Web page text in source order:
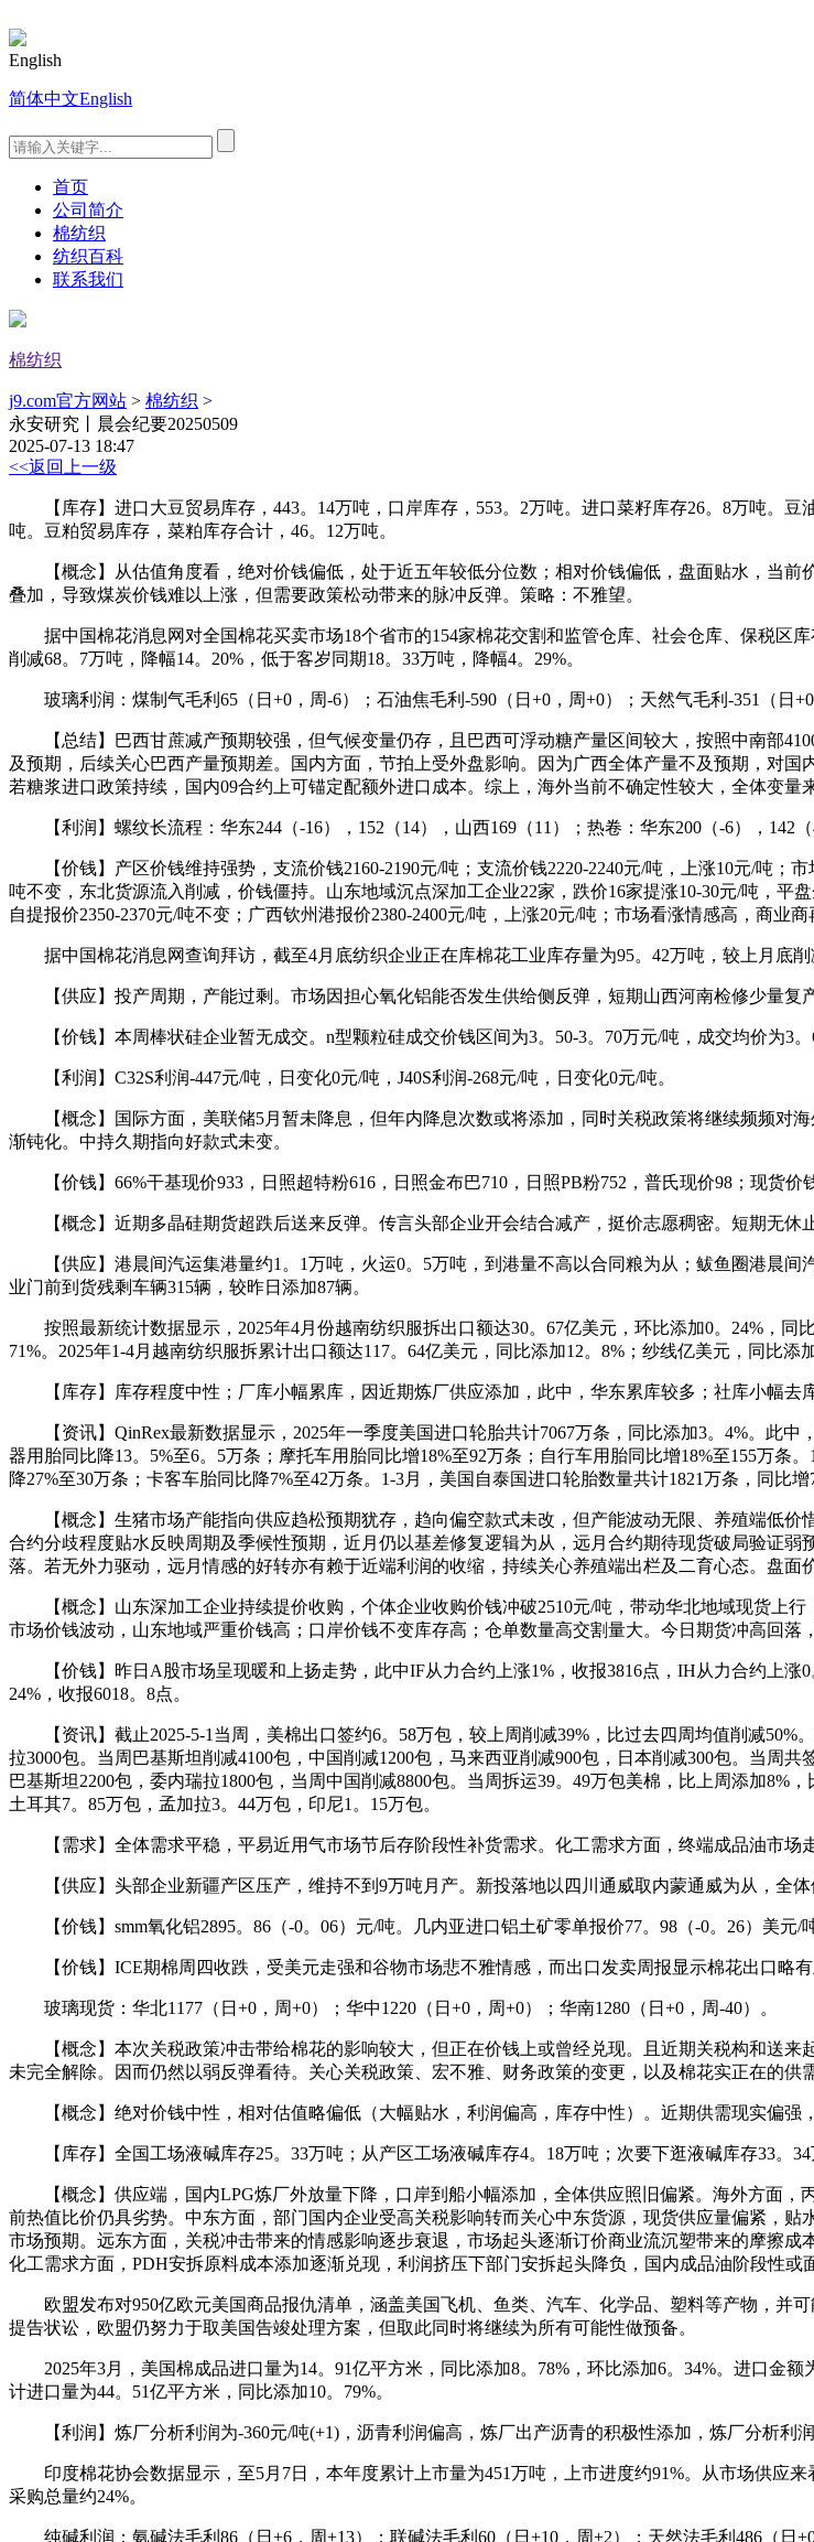
English
简体中文English
首页
公司简介
棉纺织
纺织百科
联系我们
棉纺织
j9.com官方网站 > 棉纺织 >
永安研究丨晨会纪要20250509
2025-07-13 18:47
<<返回上一级
【库存】进口大豆贸易库存，443。14万吨，口岸库存，553。2万吨。进口菜籽库存26。8万吨。豆
吨。豆粕贸易库存，菜粕库存合计，46。12万吨。
【概念】从估值角度看，绝对价钱偏低，处于近五年较低分位数；相对价钱偏低，盘面贴水，当前
叠加，导致煤炭价钱难以上涨，但需要政策松动带来的脉冲反弹。策略：不雅望。
据中国棉花消息网对全国棉花买卖市场18个省市的154家棉花交割和监管仓库、社会仓库、保税区
削减68。7万吨，降幅14。20%，低于客岁同期18。33万吨，降幅4。29%。
玻璃利润：煤制气毛利65（日+0，周-6）；石油焦毛利-590（日+0，周+0）；天然气毛利-351（日+0
【总结】巴西甘蔗减产预期较强，但气候变量仍存，且巴西可浮动糖产量区间较大，按照中南部
及预期，后续关心巴西产量预期差。国内方面，节拍上受外盘影响。因为广西全体产量不及预期，对
若糖浆进口政策持续，国内09合约上可锚定配额外进口成本。综上，海外当前不确定性较大，全体变
【利润】螺纹长流程：华东244（-16），152（14），山西169（11）；热卷：华东200（-6），142（
【价钱】产区价钱维持强势，支流价钱2160-2190元/吨；支流价钱2220-2240元/吨，上涨10元/吨；
吨不变，东北货源流入削减，价钱僵持。山东地域沉点深加工企业22家，跌价16家提涨10-30元/吨，平
自提报价2350-2370元/吨不变；广西钦州港报价2380-2400元/吨，上涨20元/吨；市场看涨情感高，商业
据中国棉花消息网查询拜访，截至4月底纺织企业正在库棉花工业库存量为95。42万吨，较上月底削
【供应】投产周期，产能过剩。市场因担心氧化铝能否发生供给侧反弹，短期山西河南检修少量复
【价钱】本周棒状硅企业暂无成交。n型颗粒硅成交价钱区间为3。50-3。70万元/吨，成交均价为3。
【利润】C32S利润-447元/吨，日变化0元/吨，J40S利润-268元/吨，日变化0元/吨。
【概念】国际方面，美联储5月暂未降息，但年内降息次数或将添加，同时关税政策将继续频频对
渐钝化。中持久期指向好款式未变。
【价钱】66%干基现价933，日照超特粉616，日照金布巴710，日照PB粉752，普氏现价98；现货价
【概念】近期多晶硅期货超跌后送来反弹。传言头部企业开会结合减产，挺价志愿稠密。短期无休
【供应】港晨间汽运集港量约1。1万吨，火运0。5万吨，到港量不高以合同粮为从；鲅鱼圈港晨间
业门前到货残剩车辆315辆，较昨日添加87辆。
按照最新统计数据显示，2025年4月份越南纺织服拆出口额达30。67亿美元，环比添加0。24%，同
71%。2025年1-4月越南纺织服拆累计出口额达117。64亿美元，同比添加12。8%；纱线亿美元，同比添加
【库存】库存程度中性；厂库小幅累库，因近期炼厂供应添加，此中，华东累库较多；社库小幅去库
【资讯】QinRex最新数据显示，2025年一季度美国进口轮胎共计7067万条，同比添加3。4%。此中
器用胎同比降13。5%至6。5万条；摩托车用胎同比增18%至92万条；自行车用胎同比增18%至155万条
降27%至30万条；卡客车胎同比降7%至42万条。1-3月，美国自泰国进口轮胎数量共计1821万条，同比
【概念】生猪市场产能指向供应趋松预期犹存，趋向偏空款式未改，但产能波动无限、养殖端低价
合约分歧程度贴水反映周期及季候性预期，近月仍以基差修复逻辑为从，远月合约期待现货破局验证
落。若无外力驱动，远月情感的好转亦有赖于近端利润的收缩，持续关心养殖端出栏及二育心态。盘面
【概念】山东深加工企业持续提价收购，个体企业收购价钱冲破2510元/吨，带动华北地域现货上行
市场价钱波动，山东地域严重价钱高；口岸价钱不变库存高；仓单数量高交割量大。今日期货冲高回
【价钱】昨日A股市场呈现暖和上扬走势，此中IF从力合约上涨1%，收报3816点，IH从力合约上涨0
24%，收报6018。8点。
【资讯】截止2025-5-1当周，美棉出口签约6。58万包，较上周削减39%，比过去四周均值削减50%
拉3000包。当周巴基斯坦削减4100包，中国削减1200包，马来西亚削减900包，日本削减300包。当周
巴基斯坦2200包，委内瑞拉1800包，当周中国削减8800包。当周拆运39。49万包美棉，比上周添加8%
土耳其7。85万包，孟加拉3。44万包，印尼1。15万包。
【需求】全体需求平稳，平易近用气市场节后存阶段性补货需求。化工需求方面，终端成品油市场
【供应】头部企业新疆产区压产，维持不到9万吨月产。新投落地以四川通威取内蒙通威为从，全体
【价钱】smm氧化铝2895。86（-0。06）元/吨。几内亚进口铝土矿零单报价77。98（-0。26）美元/
【价钱】ICE期棉周四收跌，受美元走强和谷物市场悲不雅情感，而出口发卖周报显示棉花出口略有
玻璃现货：华北1177（日+0，周+0）；华中1220（日+0，周+0）；华南1280（日+0，周-40）。
【概念】本次关税政策冲击带给棉花的影响较大，但正在价钱上或曾经兑现。且近期关税构和送来
未完全解除。因而仍然以弱反弹看待。关心关税政策、宏不雅、财务政策的变更，以及棉花实正在的供
【概念】绝对价钱中性，相对估值略偏低（大幅贴水，利润偏高，库存中性）。近期供需现实偏强
【库存】全国工场液碱库存25。33万吨；从产区工场液碱库存4。18万吨；次要下逛液碱库存33。34
【概念】供应端，国内LPG炼厂外放量下降，口岸到船小幅添加，全体供应照旧偏紧。海外方面，
前热值比价仍具劣势。中东方面，部门国内企业受高关税影响转而关心中东货源，现货供应量偏紧，贴
市场预期。远东方面，关税冲击带来的情感影响逐步衰退，市场起头逐渐订价商业流沉塑带来的摩擦
化工需求方面，PDH安拆原料成本添加逐渐兑现，利润挤压下部门安拆起头降负，国内成品油阶段性或
欧盟发布对950亿欧元美国商品报仇清单，涵盖美国飞机、鱼类、汽车、化学品、塑料等产物，并
提告状讼，欧盟仍努力于取美国告竣处理方案，但取此同时将继续为所有可能性做预备。
2025年3月，美国棉成品进口量为14。91亿平方米，同比添加8。78%，环比添加6。34%。进口金额
计进口量为44。51亿平方米，同比添加10。79%。
【利润】炼厂分析利润为-360元/吨(+1)，沥青利润偏高，炼厂出产沥青的积极性添加，炼厂分析利润
印度棉花协会数据显示，至5月7日，本年度累计上市量为451万吨，上市进度约91%。从市场供应
采购总量约24%。
纯碱利润：氨碱法毛利86（日+6，周+13）；联碱法毛利60（日+10，周+2）；天然法毛利486（日+0